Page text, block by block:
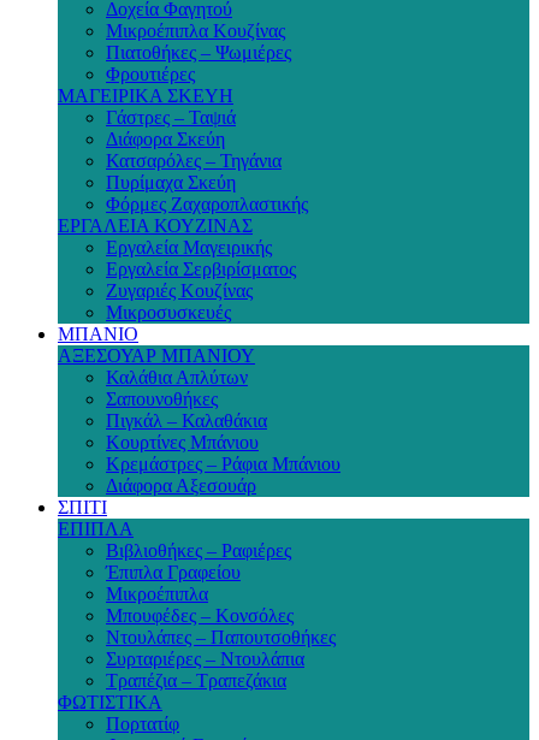
Δοχεία Φαγητού
Μικροέπιπλα Κουζίνας
Πιατοθήκες – Ψωμιέρες
Φρουτιέρες
ΜΑΓΕΙΡΙΚΑ ΣΚΕΥΗ
Γάστρες – Ταψιά
Διάφορα Σκεύη
Κατσαρόλες – Τηγάνια
Πυρίμαχα Σκεύη
Φόρμες Ζαχαροπλαστικής
ΕΡΓΑΛΕΙΑ ΚΟΥΖΙΝΑΣ
Εργαλεία Μαγειρικής
Εργαλεία Σερβιρίσματος
Ζυγαριές Κουζίνας
Μικροσυσκευές
ΜΠΑΝΙΟ
ΑΞΕΣΟΥΑΡ ΜΠΑΝΙΟΥ
Καλάθια Απλύτων
Σαπουνοθήκες
Πιγκάλ – Καλαθάκια
Κουρτίνες Μπάνιου
Κρεμάστρες – Ράφια Μπάνιου
Διάφορα Αξεσουάρ
ΣΠΙΤΙ
ΕΠΙΠΛΑ
Βιβλιοθήκες – Ραφιέρες
Έπιπλα Γραφείου
Μικροέπιπλα
Μπουφέδες – Κονσόλες
Ντουλάπες – Παπουτσοθήκες
Συρταριέρες – Ντουλάπια
Τραπέζια – Τραπεζάκια
ΦΩΤΙΣΤΙΚΑ
Πορτατίφ